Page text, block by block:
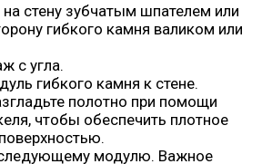
на стену зубчатым шпателем или
гибкого камня валиком или
с угла.
гибкого камня к стене.
полотно при помощи
чтобы обеспечить плотное
модулю. Важное